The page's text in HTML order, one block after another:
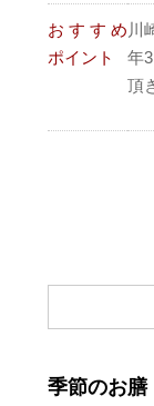
おすすめ
ポイント
川
年
頂
季節のお膳